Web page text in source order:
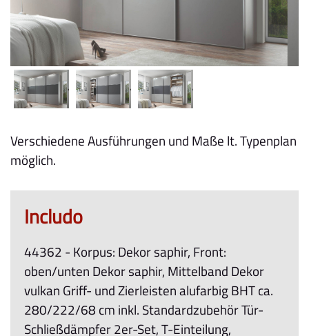
Verschiedene Ausführungen und Maße lt. Typenplan
möglich.
Includo
44362 - Korpus: Dekor saphir, Front:
oben/unten Dekor saphir, Mittelband Dekor
vulkan Griff- und Zierleisten alufarbig BHT ca.
280/222/68 cm inkl. Standardzubehör Tür-
Schließdämpfer 2er-Set, T-Einteilung,